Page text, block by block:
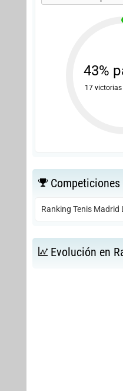
43%
17
Competiciones
Ranking Tenis Madrid
Evolución en